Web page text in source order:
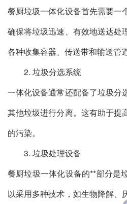
餐厨垃圾一体化设备首先需要一
确保将垃圾迅速、有效地送达处
各种收集容器、传送带和输送管道
2. 垃圾分选系统
一体化设备通常还配备了垃圾分
其他垃圾进行分离。这有助于提
的污染。
3. 垃圾处理设备
餐厨垃圾一体化设备的**部分是
以采用多种技术，如生物降解、